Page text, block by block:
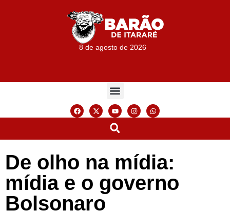
8 de agosto de 2026
De olho na mídia:
mídia e o governo
Bolsonaro